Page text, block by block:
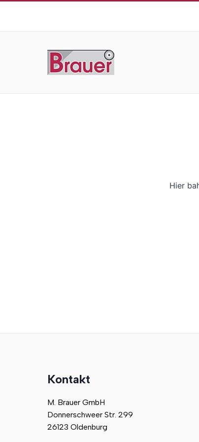
springen
Hier
Kontakt
M. Brauer GmbH
Donnerschweer Str. 299
26123 Oldenburg